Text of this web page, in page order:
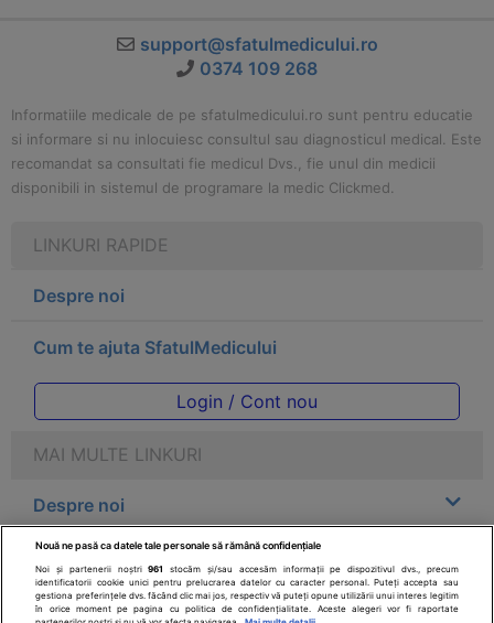
support@sfatulmedicului.ro
0374 109 268
Informatiile medicale de pe sfatulmedicului.ro sunt pentru educatie
si informare si nu inlocuiesc consultul sau diagnosticul medical. Este
recomandat sa consultati fie medicul Dvs., fie unul din medicii
disponibili in sistemul de programare la medic Clickmed.
LINKURI RAPIDE
Despre noi
Cum te ajuta SfatulMedicului
Login / Cont nou
MAI MULTE LINKURI
Despre noi
Legal
Drepturile consumatorului
Nouă ne pasă ca datele tale personale să rămână confidențiale
Noi și partenerii noștri961
stocăm și/sau accesăm informații pe dispozitivul dvs., precum
identificatorii cookie unici pentru prelucrarea datelor cu caracter personal. Puteți accepta sau
gestiona preferințele dvs. făcând clic mai jos, respectiv vă puteți opune utilizării unui interes legitim
în orice moment pe pagina cu politica de confidențialitate. Aceste alegeri vor fi raportate